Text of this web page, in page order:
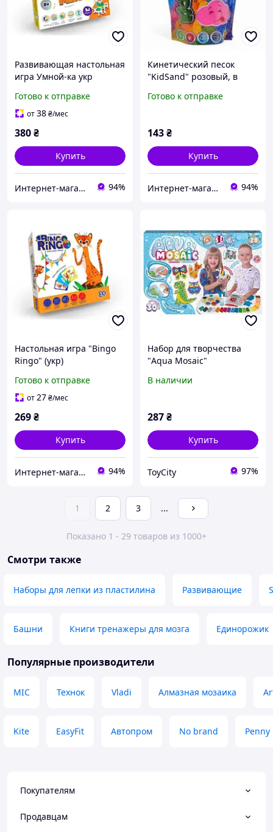
Развивающая настольная
игра Умной-ка укр
Готово к отправке
от38₴/мес
380₴
Купить
Интернет-магазин серебряных украшений "Талисман" 94%
Кинетический песок
"KidSand" розовый, в
Готово к отправке
143₴
Купить
Интернет-магазин серебряных украшений "Талисман" 94%
Настольная игра "Bingo
Ringo" (укр)
Готово к отправке
от27₴/мес
269₴
Купить
Интернет-магазин серебряных украшений "Талисман" 94%
Набор для творчества
"Aqua Mosaic"
В наличии
287₴
Купить
ToyCity 97%
1 2 3 ...
Показано 1 - 29 товаров из 1000+
Смотри также
Наборы для лепки из пластилина Развивающие
Башни Книги тренажеры для мозга Единорожик
Популярные производители
MIC Технок Vladi Алмазная мозаика
Kite EasyFit Автопром No brand Penny
Покупателям
Продавцам